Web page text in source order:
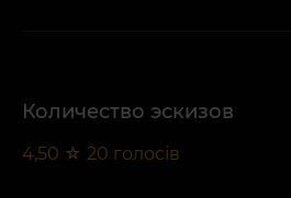
Количество эскизов
4,50 ☆ 20 голосів